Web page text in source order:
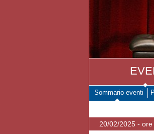
Sommario eventi
20/02/2025 -